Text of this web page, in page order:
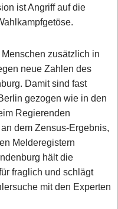
ist Angriff auf die
zusätzlich in
neue Zahlen des
Damit sind fast
gezogen wie in den
Regierenden
dem Zensus-Ergebnis,
Melderegistern
hält die
fraglich und schlägt
mit den Experten